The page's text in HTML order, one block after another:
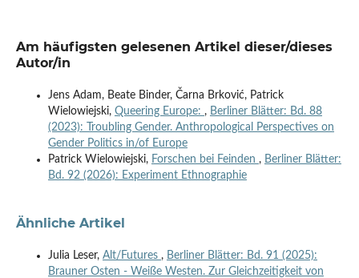
Am häufigsten gelesenen Artikel dieser/dieses
Autor/in
Jens Adam, Beate Binder, Čarna Brković, Patrick
Wielowiejski, Queering Europe: , Berliner Blätter: Bd. 88
(2023): Troubling Gender. Anthropological Perspectives on
Gender Politics in/of Europe
Patrick Wielowiejski, Forschen bei Feinden , Berliner Blätter:
Bd. 92 (2026): Experiment Ethnographie
Ähnliche Artikel
Julia Leser, Alt/Futures , Berliner Blätter: Bd. 91 (2025):
Brauner Osten - Weiße Westen. Zur Gleichzeitigkeit von